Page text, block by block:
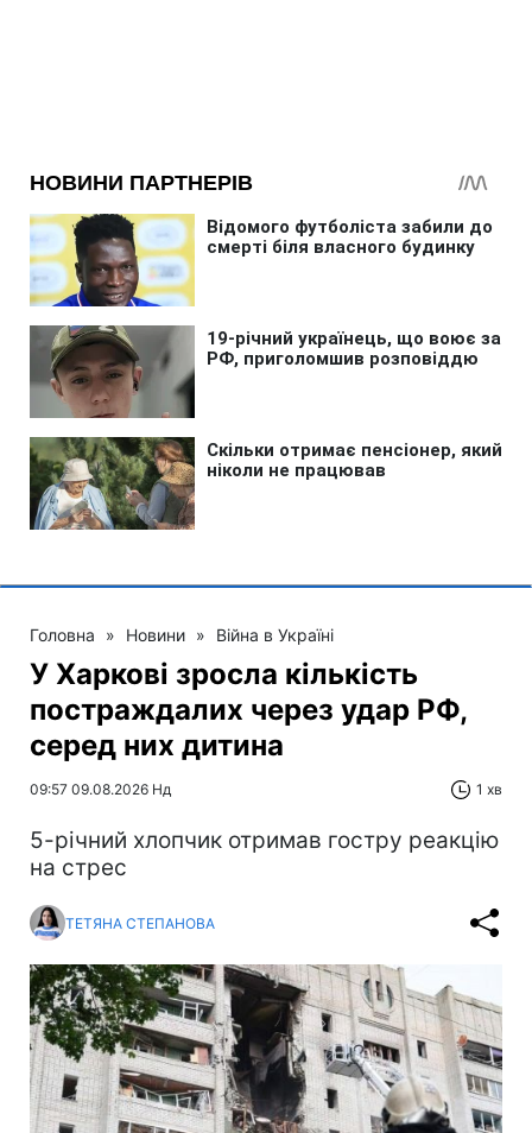
Головна » Новини » Війна в Україні
У Харкові зросла кількість
постраждалих через удар РФ,
серед них дитина
09:57 09.08.2026 Нд 1 хв
5-річний хлопчик отримав гостру реакцію
на стрес
ТЕТЯНА СТЕПАНОВА